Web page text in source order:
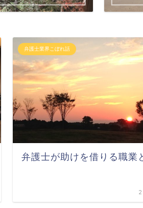
弁護士業界こぼれ話
弁護士が助けを借りる職業